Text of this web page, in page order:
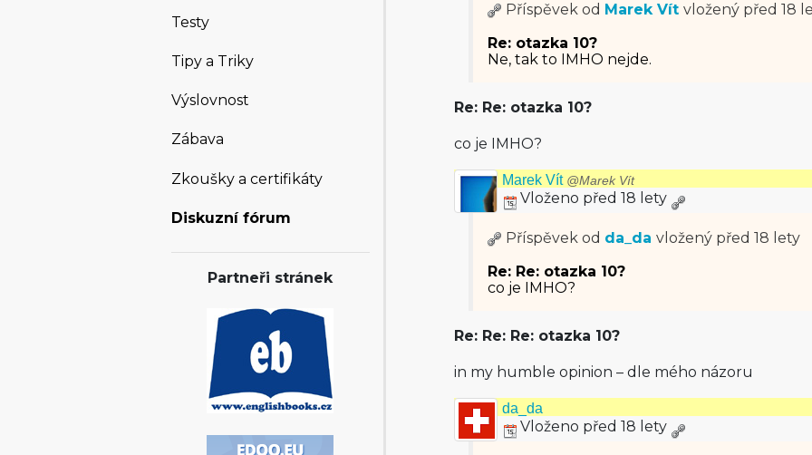
Testy
Tipy a Triky
Výslovnost
Zábava
Zkoušky a certifikáty
Diskuzní fórum
Partneři stránek
Příspěvek od Marek Vít vložený před 18
Re: otazka 10?
Ne, tak to IMHO nejde.
Re: Re: otazka 10?
co je IMHO?
Marek Vít @Marek Vít
Vloženo před 18 lety
Příspěvek od da_da vložený před 18 lety
Re: Re: otazka 10?
co je IMHO?
Re: Re: Re: otazka 10?
in my humble opinion – dle mého názoru
da_da
Vloženo před 18 lety